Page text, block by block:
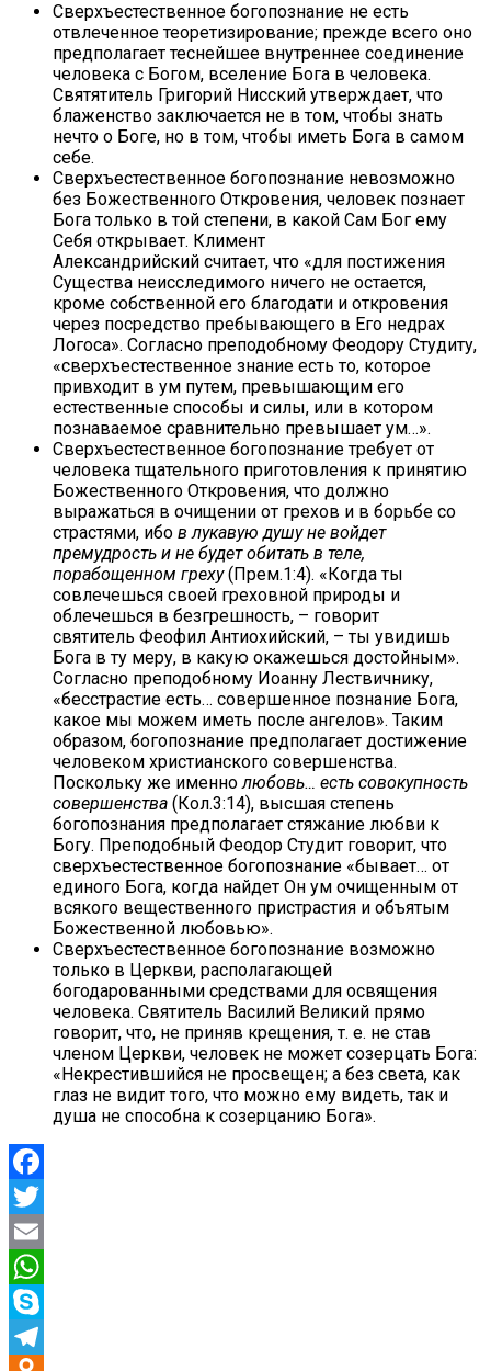
Сверхъестественное богопознание не есть
отвлеченное теоретизирование; прежде всего оно
предполагает теснейшее внутреннее соединение
человека с Богом, вселение Бога в человека.
Святятитель Григорий Нисский утверждает, что
блаженство заключается не в том, чтобы знать
нечто о Боге, но в том, чтобы иметь Бога в самом
себе.
Сверхъестественное богопознание невозможно
без Божественного Откровения, человек познает
Бога только в той степени, в какой Сам Бог ему
Себя открывает. Климент
Александрийский считает, что «для постижения
Существа неисследимого ничего не остается,
кроме собственной его благодати и откровения
через посредство пребывающего в Его недрах
Логоса». Согласно преподобному Феодору Студиту,
«сверхъестественное знание есть то, которое
привходит в ум путем, превышающим его
естественные способы и силы, или в котором
познаваемое сравнительно превышает ум…».
Сверхъестественное богопознание требует от
человека тщательного приготовления к принятию
Божественного Откровения, что должно
выражаться в очищении от грехов и в борьбе со
страстями, ибо в лукавую душу не войдет
премудрость и не будет обитать в теле,
порабощенном греху(Прем.1:4). «Когда ты
совлечешься своей греховной природы и
облечешься в безгрешность, – говорит
святитель Феофил Антиохийский, – ты увидишь
Бога в ту меру, в какую окажешься достойным».
Согласно преподобному Иоанну Лествичнику,
«бесстрастие есть… совершенное познание Бога,
какое мы можем иметь после ангелов». Таким
образом, богопознание предполагает достижение
человеком христианского совершенства.
Поскольку же именнолюбовь… есть совокупность
совершенства (Кол.3:14), высшая степень
богопознания предполагает стяжание любви к
Богу. Преподобный Феодор Студит говорит, что
сверхъестественное богопознание «бывает… от
единого Бога, когда найдет Он ум очищенным от
всякого вещественного пристрастия и объятым
Божественной любовью».
Сверхъестественное богопознание возможно
только в Церкви, располагающей
богодарованными средствами для освящения
человека. Святитель Василий Великий прямо
говорит, что, не приняв крещения, т. е. не став
членом Церкви, человек не может созерцать Бога:
«Некрестившийся не просвещен; а без света, как
глаз не видит того, что можно ему видеть, так и
душа не способна к созерцанию Бога».
Facebook
Twitter
Email
WhatsApp
Skype